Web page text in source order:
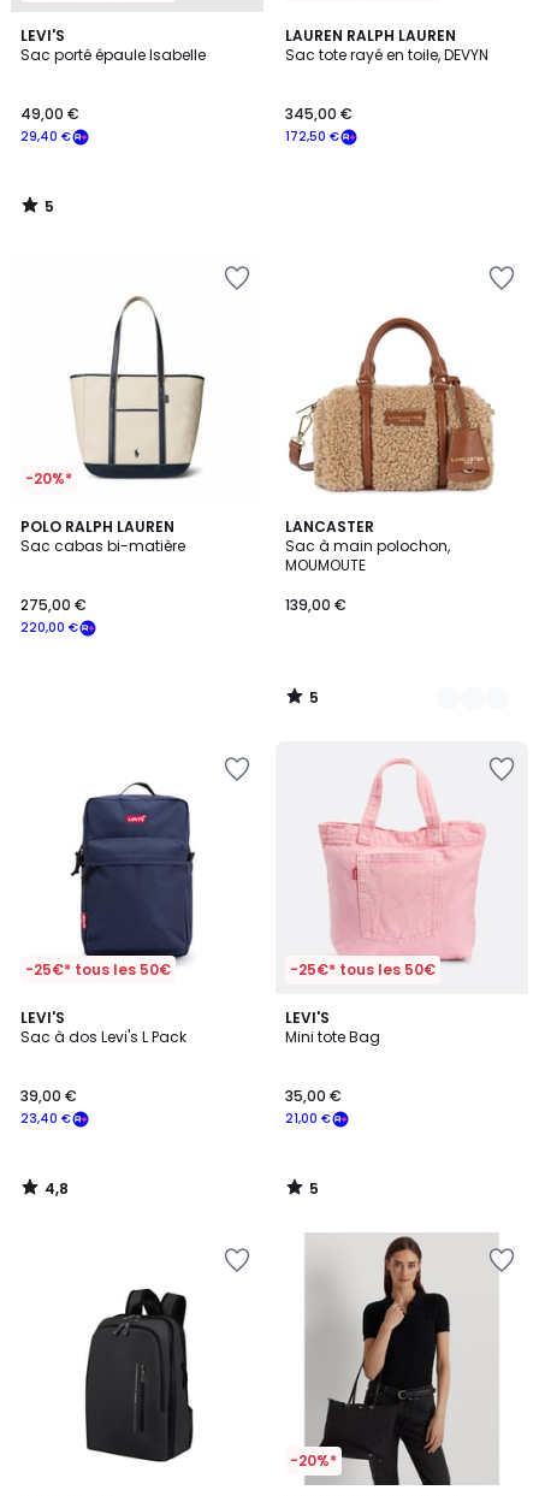
LEVI'S
Sac porté épaule Isabelle
29,40 €
49,00 €
5
/
5
/
LAUREN RALPH LAUREN
Sac tote rayé en toile, DEVYN
172,50 €
345,00 €
-20%*
POLO RALPH LAUREN
Sac cabas bi-matière
220,00 €
275,00 €
LANCASTER
Sac à main polochon,
MOUMOUTE
139,00 €
5
/
5
3
Couleurs
5
/
-25€* tous les 50€
LEVI'S
Sac à dos Levi's L Pack
23,40 €
39,00 €
4,8
/ 5
4,8
/
-25€* tous les 50€
LEVI'S
Mini tote Bag
21,00 €
35,00 €
5
/
5
/
-20%*